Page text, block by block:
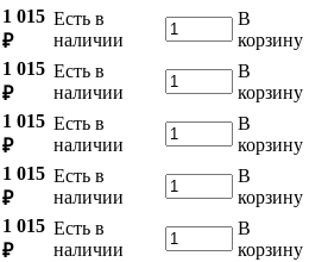
1 015
₽
Есть в
наличии
В
корзину
1 015
₽
Есть в
наличии
В
корзину
1 015
₽
Есть в
наличии
В
корзину
1 015
₽
Есть в
наличии
В
корзину
1 015
₽
Есть в
наличии
В
корзину